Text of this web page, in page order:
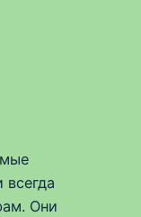
всегда
Они